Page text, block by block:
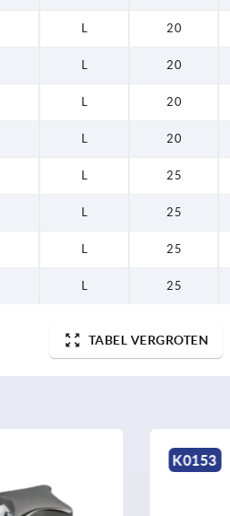
L 20
L 20
L 20
L 20
L 25
L 25
L 25
L 25
TABEL VERGROTEN